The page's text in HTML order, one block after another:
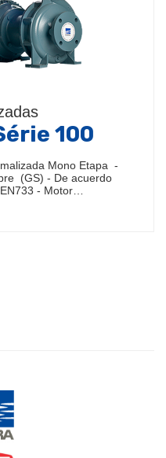
100
Mono Etapa -
(GS) - De acuerdo
- Motor…